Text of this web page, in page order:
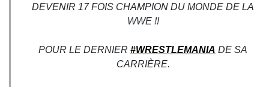
DEVENIR 17 FOIS CHAMPION DU MONDE DE LA
WWE !!
POUR LE DERNIER #WRESTLEMANIA DE SA
CARRIÈRE.